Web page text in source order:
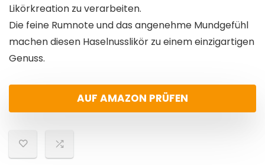
Likörkreation zu verarbeiten.
Die feine Rumnote und das angenehme Mundgefühl
machen diesen Haselnusslikör zu einem einzigartigen
Genuss.
AUF AMAZON PRÜFEN